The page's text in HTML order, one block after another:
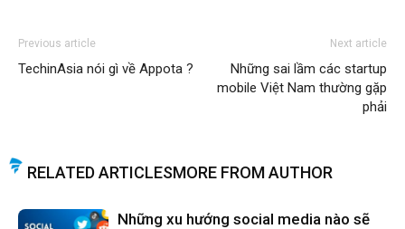
Previous article
TechinAsia nói gì về Appota ?
Next article
Những sai lầm các startup
mobile Việt Nam thường gặp
phải
RELATED ARTICLESMORE FROM AUTHOR
Những xu hướng social media nào sẽ